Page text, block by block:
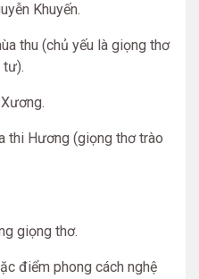
Khuyến.
thu (chủ yếu là giọng thơ
tư).
thi Hương (giọng thơ trào
giọng thơ.
điểm phong cách nghệ